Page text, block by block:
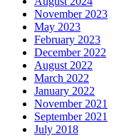
November 2023
May 2023
February 2023
December 2022
August 2022
March 2022
January 2022
November 2021
September 2021
July 2018